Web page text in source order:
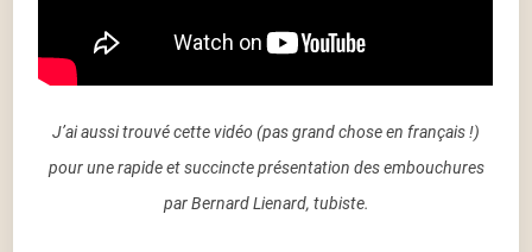
J’ai aussi trouvé cette vidéo (pas grand chose en français !)
pour une rapide et succincte présentation des embouchures
par Bernard Lienard, tubiste.